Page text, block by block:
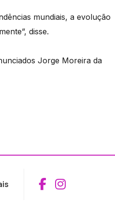
mundiais, a evolução
disse.
Jorge Moreira da
Aceder ao
Aceder